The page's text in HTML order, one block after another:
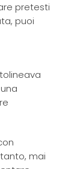
pretesti
puoi
mai